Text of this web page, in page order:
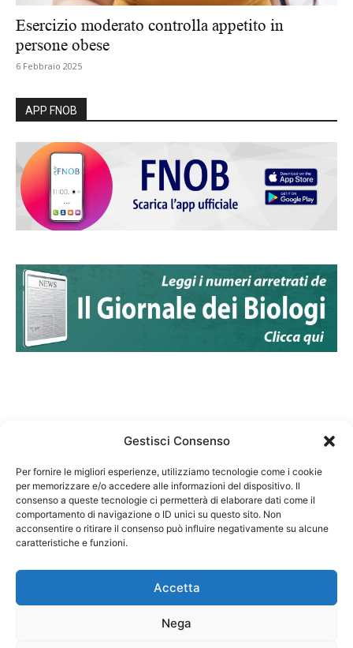
Gestisci Consenso
Per fornire le migliori esperienze, utilizziamo tecnologie come i cookie
per memorizzare e/o accedere alle informazioni del dispositivo. Il
consenso a queste tecnologie ci permetterà di elaborare dati come il
comportamento di navigazione o ID unici su questo sito. Non
acconsentire o ritirare il consenso può influire negativamente su alcune
caratteristiche e funzioni.
Accetta
Nega
Esercizio moderato controlla appetito in
persone obese
6 Febbraio 2025
APP FNOB
Federazione Nazionale Degli Ordini dei Biologi:
codice fiscale 80069130583
Responsabile sito internet www.fnob.it: Vincenzo